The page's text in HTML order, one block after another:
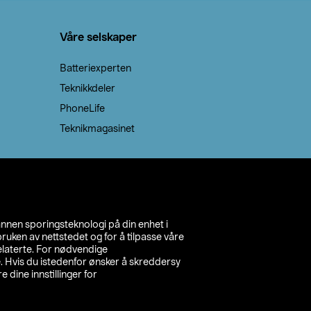
sporingsteknologi på din enhet i
av nettstedet og for å tilpasse våre
For nødvendige
Hvis du istedenfor ønsker å skreddersy
dine innstillinger for
Våre selskaper
Batteriexperten
Teknikkdeler
PhoneLife
Teknikmagasinet